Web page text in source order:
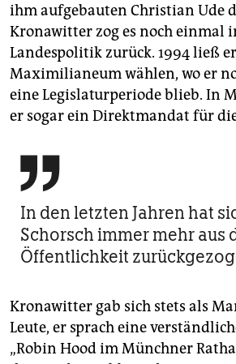
ihm aufgebauten Christian Ude
Kronawitter zog es noch einmal
Landespolitik zurück. 1994 ließ
Maximilianeum wählen, wo er
eine Legislaturperiode blieb. In
er sogar ein Direktmandat für die

In den letzten Jahren hat
Schorsch immer mehr aus
Öffentlichkeit
Kronawitter gab sich stets als
Leute, er sprach eine
„Robin Hood im Münchner